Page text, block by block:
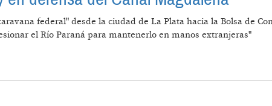
federal" desde la ciudad de La Plata hacia la Bolsa de
el Río Paraná para mantenerlo en manos extranjeras"